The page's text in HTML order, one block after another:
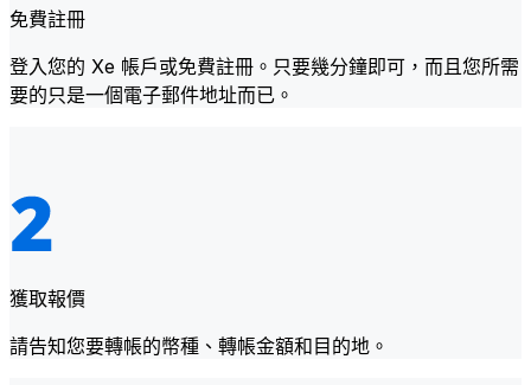
免費註冊
登入您的 Xe 帳戶或免費註冊。只要幾分鐘即可，而且您所需
要的只是一個電子郵件地址而已。
獲取報價
請告知您要轉帳的幣種、轉帳金額和目的地。